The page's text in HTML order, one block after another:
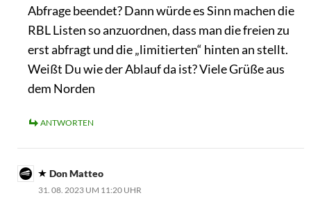
Abfrage beendet? Dann würde es Sinn machen die
RBL Listen so anzuordnen, dass man die freien zu
erst abfragt und die „limitierten“ hinten an stellt.
Weißt Du wie der Ablauf da ist? Viele Grüße aus
dem Norden
ANTWORTEN
Don Matteo
31. 08. 2023 UM 11:20 UHR